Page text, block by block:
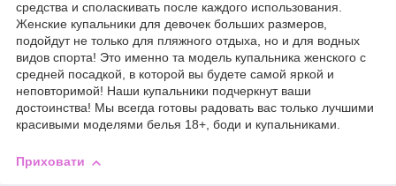
средства и споласкивать после каждого использования.
Женские купальники для девочек больших размеров,
подойдут не только для пляжного отдыха, но и для водных
видов спорта! Это именно та модель купальника женского с
средней посадкой, в которой вы будете самой яркой и
неповторимой! Наши купальники подчеркнут ваши
достоинства! Мы всегда готовы радовать вас только лучшими
красивыми моделями белья 18+, боди и купальниками.
Приховати